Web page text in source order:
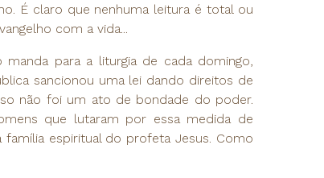
É claro que nenhuma leitura é total ou
com a vida...
para a liturgia de cada domingo,
sancionou uma lei dando direitos de
não foi um ato de bondade do poder.
que lutaram por essa medida de
espiritual do profeta Jesus. Como